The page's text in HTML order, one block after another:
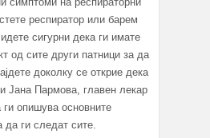
респиратор или барем
сигурни дека ги имате
од сите други патници за да
доколку се открие дека
Јана Пармова, главен лекар
ги опишува основните
ги следат сите.